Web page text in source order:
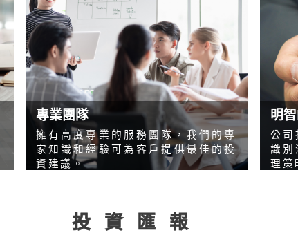
專業團隊
擁有高度專業的服務團隊，我們的專
家知識和經驗可為客戶提供最佳的投
資建議。
明
公司
識別
理策
投資匯報